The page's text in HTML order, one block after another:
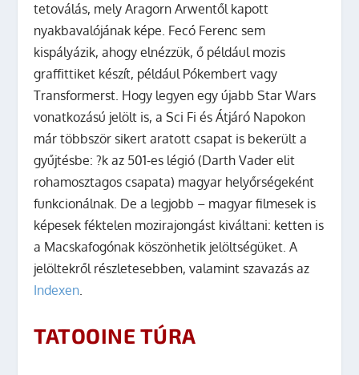
tetoválás, mely Aragorn Arwentől kapott
nyakbavalójának képe. Fecó Ferenc sem
kispályázik, ahogy elnézzük, ő például mozis
graffittiket készít, például Pókembert vagy
Transformerst. Hogy legyen egy újabb Star Wars
vonatkozású jelölt is, a Sci Fi és Átjáró Napokon
már többször sikert aratott csapat is bekerült a
gyűjtésbe: ?k az 501-es légió (Darth Vader elit
rohamosztagos csapata) magyar helyőrségeként
funkcionálnak. De a legjobb – magyar filmesek is
képesek féktelen mozirajongást kiváltani: ketten is
a Macskafogónak köszönhetik jelöltségüket. A
jelöltekről részletesebben, valamint szavazás az
Indexen.
TATOOINE TÚRA